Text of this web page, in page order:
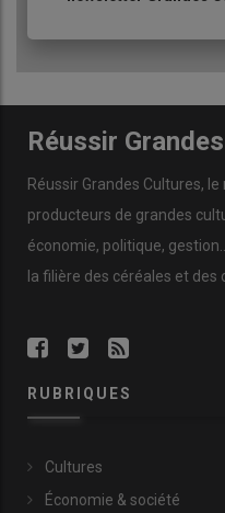
Réussir
Réussir Grandes Cultures,
producteurs de grandes
économie, politique, gestion
la filière des céréales et des
RUBRIQUES
Cultures
Économie & société